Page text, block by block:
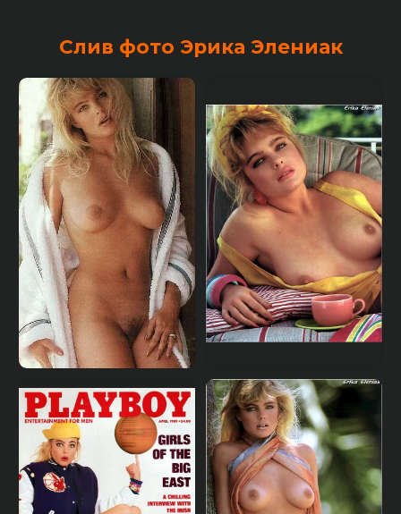
Слив фото Эрика Элениак